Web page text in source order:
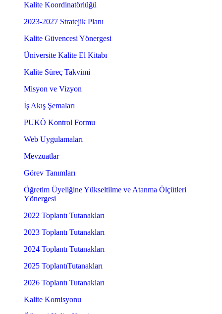
Kalite Koordinatörlüğü
2023-2027 Stratejik Planı
Kalite Güvencesi Yönergesi
Üniversite Kalite El Kitabı
Kalite Süreç Takvimi
Misyon ve Vizyon
İş Akış Şemaları
PUKÖ Kontrol Formu
Web Uygulamaları
Mevzuatlar
Görev Tanımları
Öğretim Üyeliğine Yükseltilme ve Atanma Ölçütleri
Yönergesi
2022 Toplantı Tutanakları
2023 Toplantı Tutanakları
2024 Toplantı Tutanakları
2025 ToplantıTutanakları
2026 Toplantı Tutanakları
Kalite Komisyonu